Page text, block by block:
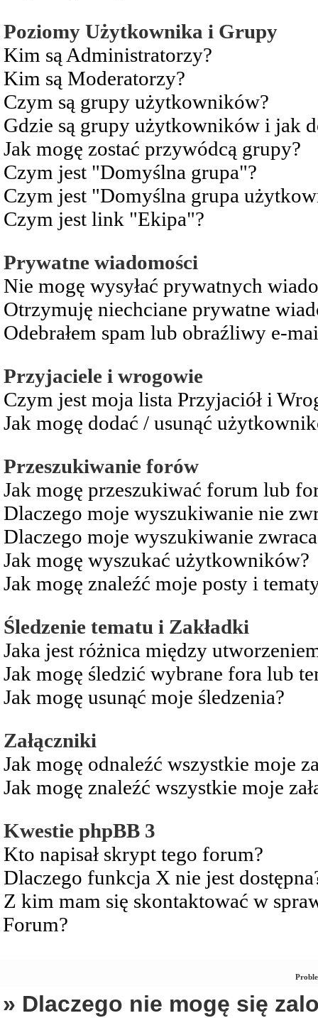
Poziomy Użytkownika i Grupy
Kim są Administratorzy?
Kim są Moderatorzy?
Czym są grupy użytkowników?
Gdzie są grupy użytkowników i jak
Jak mogę zostać przywódcą grupy?
Czym jest "Domyślna grupa"?
Czym jest "Domyślna grupa
Czym jest link "Ekipa"?
Prywatne wiadomości
Nie mogę wysyłać prywatnych
Otrzymuję niechciane prywatne
Odebrałem spam lub obraźliwy e-
Przyjaciele i wrogowie
Czym jest moja lista Przyjaciół i
Jak mogę dodać / usunąć
Przeszukiwanie forów
Jak mogę przeszukiwać forum lub
Dlaczego moje wyszukiwanie nie
Dlaczego moje wyszukiwanie
Jak mogę wyszukać użytkowników?
Jak mogę znaleźć moje posty i
Śledzenie tematu i Zakładki
Jaka jest różnica między
Jak mogę śledzić wybrane fora lub
Jak mogę usunąć moje śledzenia?
Załączniki
Jak mogę odnaleźć wszystkie moje
Jak mogę znaleźć wszystkie moje
Kwestie phpBB 3
Kto napisał skrypt tego forum?
Dlaczego funkcja X nie jest
Z kim mam się skontaktować w
Forum?
» Dlaczego nie mogę się